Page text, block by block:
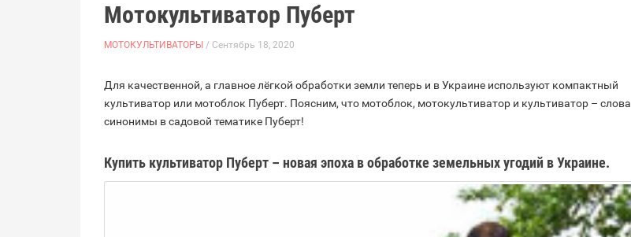
Мотокультиватор Пуберт
МОТОКУЛЬТИВАТОРЫ / Сентябрь 18, 2020
Для качественной, а главное лёгкой обработки земли теперь и в Украине используют компактный
культиватор или мотоблок Пуберт. Поясним, что мотоблок, мотокультиватор и культиватор – слова
синонимы в садовой тематике Пуберт!
Купить культиватор Пуберт – новая эпоха в обработке земельных угодий в Украине.